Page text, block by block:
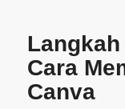
Cara
Canva